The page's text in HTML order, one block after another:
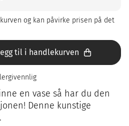
og kan påvirke prisen på det
til i handlekurven
en vase så har du den
Denne kunstige